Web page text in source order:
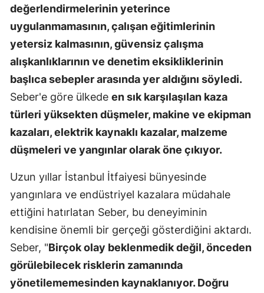
değerlendirmelerinin yeterince
uygulanmamasının, çalışan eğitimlerinin
yetersiz kalmasının, güvensiz çalışma
alışkanlıklarının ve denetim eksikliklerinin
başlıca sebepler arasında yer aldığını söyledi.
Seber'e göre ülkede en sık karşılaşılan kaza
türleri yüksekten düşmeler, makine ve ekipman
kazaları, elektrik kaynaklı kazalar, malzeme
düşmeleri ve yangınlar olarak öne çıkıyor.
Uzun yıllar İstanbul İtfaiyesi bünyesinde
yangınlara ve endüstriyel kazalara müdahale
ettiğini hatırlatan Seber, bu deneyiminin
kendisine önemli bir gerçeği gösterdiğini aktardı.
Seber, "Birçok olay beklenmedik değil, önceden
görülebilecek risklerin zamanında
yönetilememesinden kaynaklanıyor. Doğru